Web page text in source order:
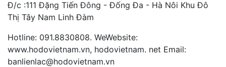
Đ/c :111 Đặng Tiến Đông - Đống Đa - Hà Nôi Khu Đô
Thị Tây Nam Linh Đàm
Hotline: 091.8830808. WeWebsite:
www.hodovietnam.vn, hodovietnam. net Email:
banlienlac@hodovietnam.vn